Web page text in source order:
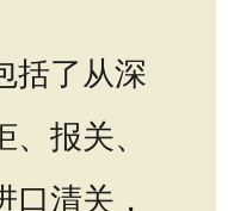
括了从深
报关、
清关，